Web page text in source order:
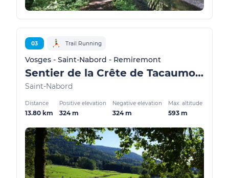
03 Trail Running
Vosges - Saint-Nabord - Remiremont
Sentier de la Crête de Tacaumont
Saint-Nabord
Distance
13.80 km
Positive elevation
324 m
Negative elevation
324 m
Max. altitude
593 m